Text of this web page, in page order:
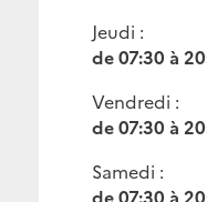
Jeudi :
de 07:30 à
Vendredi :
de 07:30 à
Samedi :
de 07:30 à